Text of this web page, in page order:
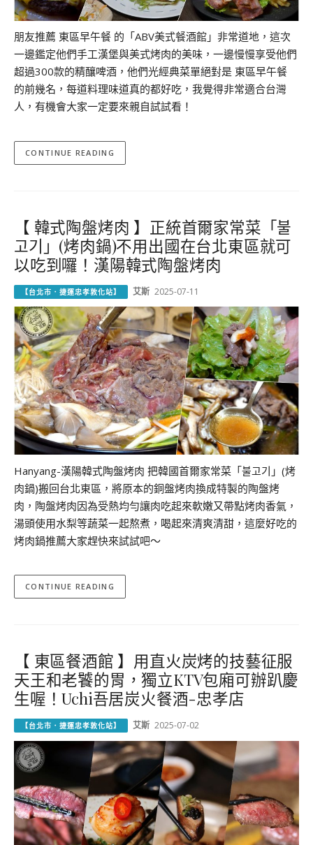
朋友推薦 東區早午餐 的「ABV美式餐酒館」非常道地，這次
一邊鑑定他們手工漢堡與美式烤肉的美味，一邊慢慢享受他們
超過300款的精釀啤酒，他們光經典菜單絕對是 東區早午餐
的前幾名，每道料理味道真的都好吃，我覺得非常適合台灣
人，有機會大家一定要來親自試試看！
CONTINUE READING
【 韓式陶盤烤肉 】正統首爾家常菜「불
고기」(烤肉鍋)不用出國在台北東區就可
以吃到囉！漢陽韓式陶盤烤肉
【台北市．捷運忠孝敦化站】 艾斯 2025-07-11
Hanyang-漢陽韓式陶盤烤肉 把韓國首爾家常菜「불고기」(烤
肉鍋)搬回台北東區，將原本的銅盤烤肉換成特製的陶盤烤
肉，陶盤烤肉因為受熱均勻讓肉吃起來軟嫩又帶點烤肉香氣，
湯頭使用水梨等蔬菜一起熬煮，喝起來清爽清甜，這麼好吃的
烤肉鍋推薦大家趕快來試試吧～
CONTINUE READING
【 東區餐酒館 】用直火炭烤的技藝征服
天王和老饕的胃，獨立KTV包廂可辦趴慶
生喔！Uchi吾居炭火餐酒-忠孝店
【台北市．捷運忠孝敦化站】 艾斯 2025-07-02